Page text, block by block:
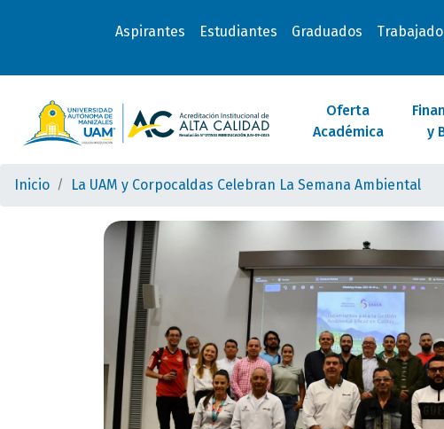
Aspirantes Estudiantes Graduados
Oferta
Académica
y
Inicio La UAM y Corpocaldas Celebran La Semana Ambiental